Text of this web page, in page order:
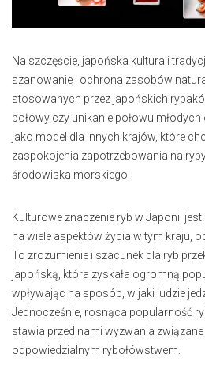
Na szczęście, japońska kultura i
szanowanie i ochrona zasobów
stosowanych przez japońskich
połowy czy unikanie połowu
jako model dla innych krajów, które
zaspokojenia zapotrzebowania na
środowiska morskiego.
Kulturowe znaczenie ryb w Japonii jest
na wiele aspektów życia w tym kraju,
To zrozumienie i szacunek dla ryb
japońską, która zyskała ogromną
wpływając na sposób, w jaki ludzie
Jednocześnie, rosnąca popularność
stawia przed nami wyzwania
odpowiedzialnym rybołówstwem.